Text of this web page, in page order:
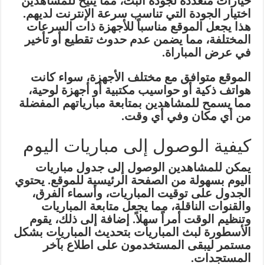
اختيار الجودة التي تناسب سرعة الإنترنت لديهم.
هذا يجعل الموقع مناسباً للأجهزة ذات السرعات
المختلفة، مما يضمن عدم حدوث تقطيع أو تأخير
في عرض المباراة.
الموقع متوافق مع مختلف الأجهزة، سواء كانت
هواتف ذكية أو حواسيب مكتبية أو أجهزة لوحية،
مما يسمح للمشاهدين بمتابعة مبارياتهم المفضلة
من أي مكان وفي أي وقت.
كيفية الوصول إلى مباريات اليوم
يمكن للمشاهدين الوصول إلى جدول مباريات
اليوم بسهولة من الصفحة الرئيسية للموقع. يحتوي
الجدول على توقيت المباريات، وأسماء الفرق،
والقنوات الناقلة، مما يجعل متابعة المباريات
وتنظيم الوقت أمراً سهلاً. إضافة إلى ذلك، يقوم
الأسطورة لبث المباريات بتحديث المباريات بشكل
مستمر ليبقى المستخدمون على اطلاع بآخر
المستجدات.